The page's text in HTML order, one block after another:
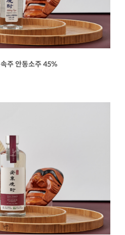
주 안동소주 45%